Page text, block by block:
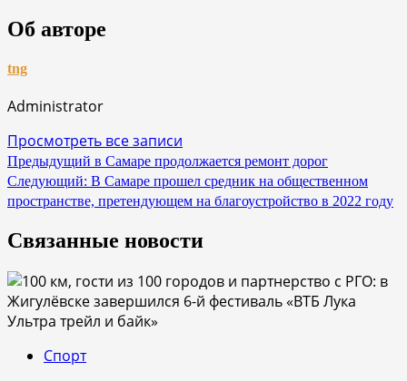
Об авторе
tng
Administrator
Просмотреть все записи
Навигация
по
записям
Предыдущий в Самаре продолжается ремонт дорог
Следующий: В Самаре прошел средник на общественном
пространстве, претендующем на благоустройство в 2022 году
Связанные новости
Спорт